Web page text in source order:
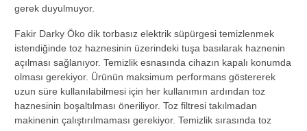
gerek duyulmuyor.
Fakir Darky Öko dik torbasız elektrik süpürgesi temizlenmek
istendiğinde toz haznesinin üzerindeki tuşa basılarak haznenin
açılması sağlanıyor. Temizlik esnasında cihazın kapalı konumda
olması gerekiyor. Ürünün maksimum performans göstererek
uzun süre kullanılabilmesi için her kullanımın ardından toz
haznesinin boşaltılması öneriliyor. Toz filtresi takılmadan
makinenin çalıştırılmaması gerekiyor. Temizlik sırasında toz